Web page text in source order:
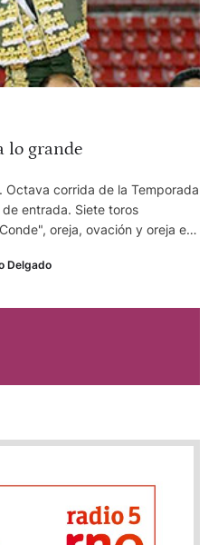
lo grande
Octava corrida de la Temporada
entrada. Siete toros
oreja, ovación y oreja en
y oreja con petición
Delgado